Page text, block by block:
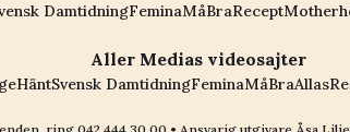
DamtidningFeminaMåBraRecept
Aller Medias videosajter
HäntSvensk DamtidningFeminaMåBraAllas